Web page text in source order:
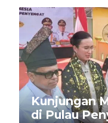
Kunjungan
di Pulau